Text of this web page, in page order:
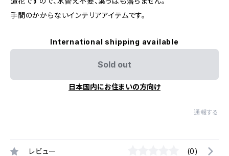
手間のかからないインテリアアイテムです。
International shipping available
Sold out
日本国内にお住まいの方向け
通報する
レビュー (0)